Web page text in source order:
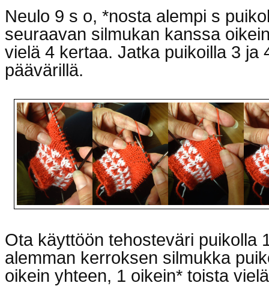
Neulo 9 s o, *nosta alempi s
seuraavan silmukan kanssa
vielä 4 kertaa. Jatka puikoilla 3 ja
päävärillä.
Ota käyttöön tehosteväri puikolla
alemman kerroksen silmukka
oikein yhteen, 1 oikein* toista